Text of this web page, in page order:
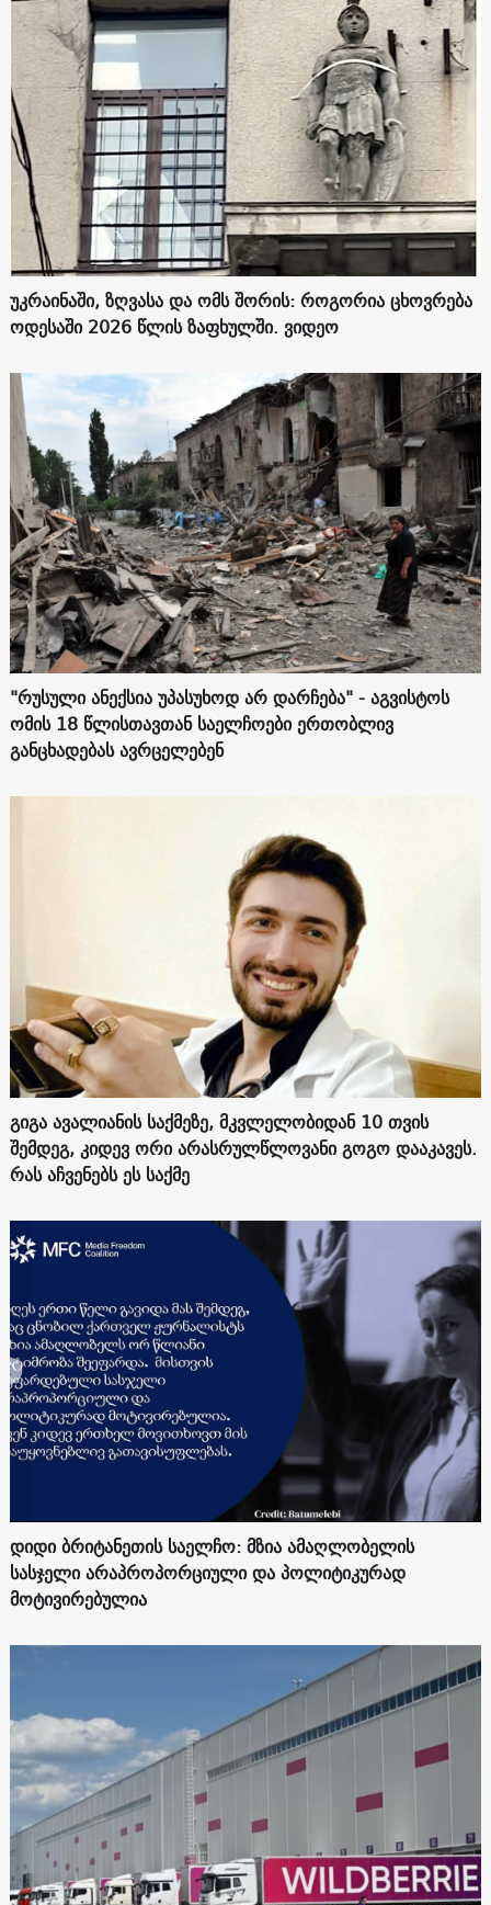
უკრაინაში, ზღვასა და ომს შორის: როგორია ცხოვრება
ოდესაში 2026 წლის ზაფხულში. ვიდეო
"რუსული ანექსია უპასუხოდ არ დარჩება" - აგვისტოს
ომის 18 წლისთავთან საელჩოები ერთობლივ
განცხადებას ავრცელებენ
გიგა ავალიანის საქმეზე, მკვლელობიდან 10 თვის
შემდეგ, კიდევ ორი არასრულწლოვანი გოგო დააკავეს.
რას აჩვენებს ეს საქმე
დიდი ბრიტანეთის საელჩო: მზია ამაღლობელის
სასჯელი არაპროპორციული და პოლიტიკურად
მოტივირებულია